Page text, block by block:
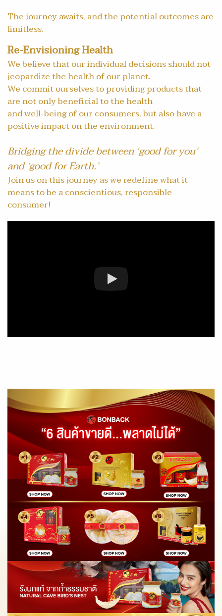
The journey awaits, and the potential outcomes are
limitless.
Re-Envisioning Health
We believe that our individual decisions should not
jeopardize the health of our planet.
We commit ourselves to providing products that
are not only beneficial to the health
and well-being of our consumers, but also have a
positive impact on the environment.
Bridging the divide between ‘good for you’
and ‘good for Earth.’
Join us on this journey as we redefine what it
means to be a conscientious, responsible
consumer!